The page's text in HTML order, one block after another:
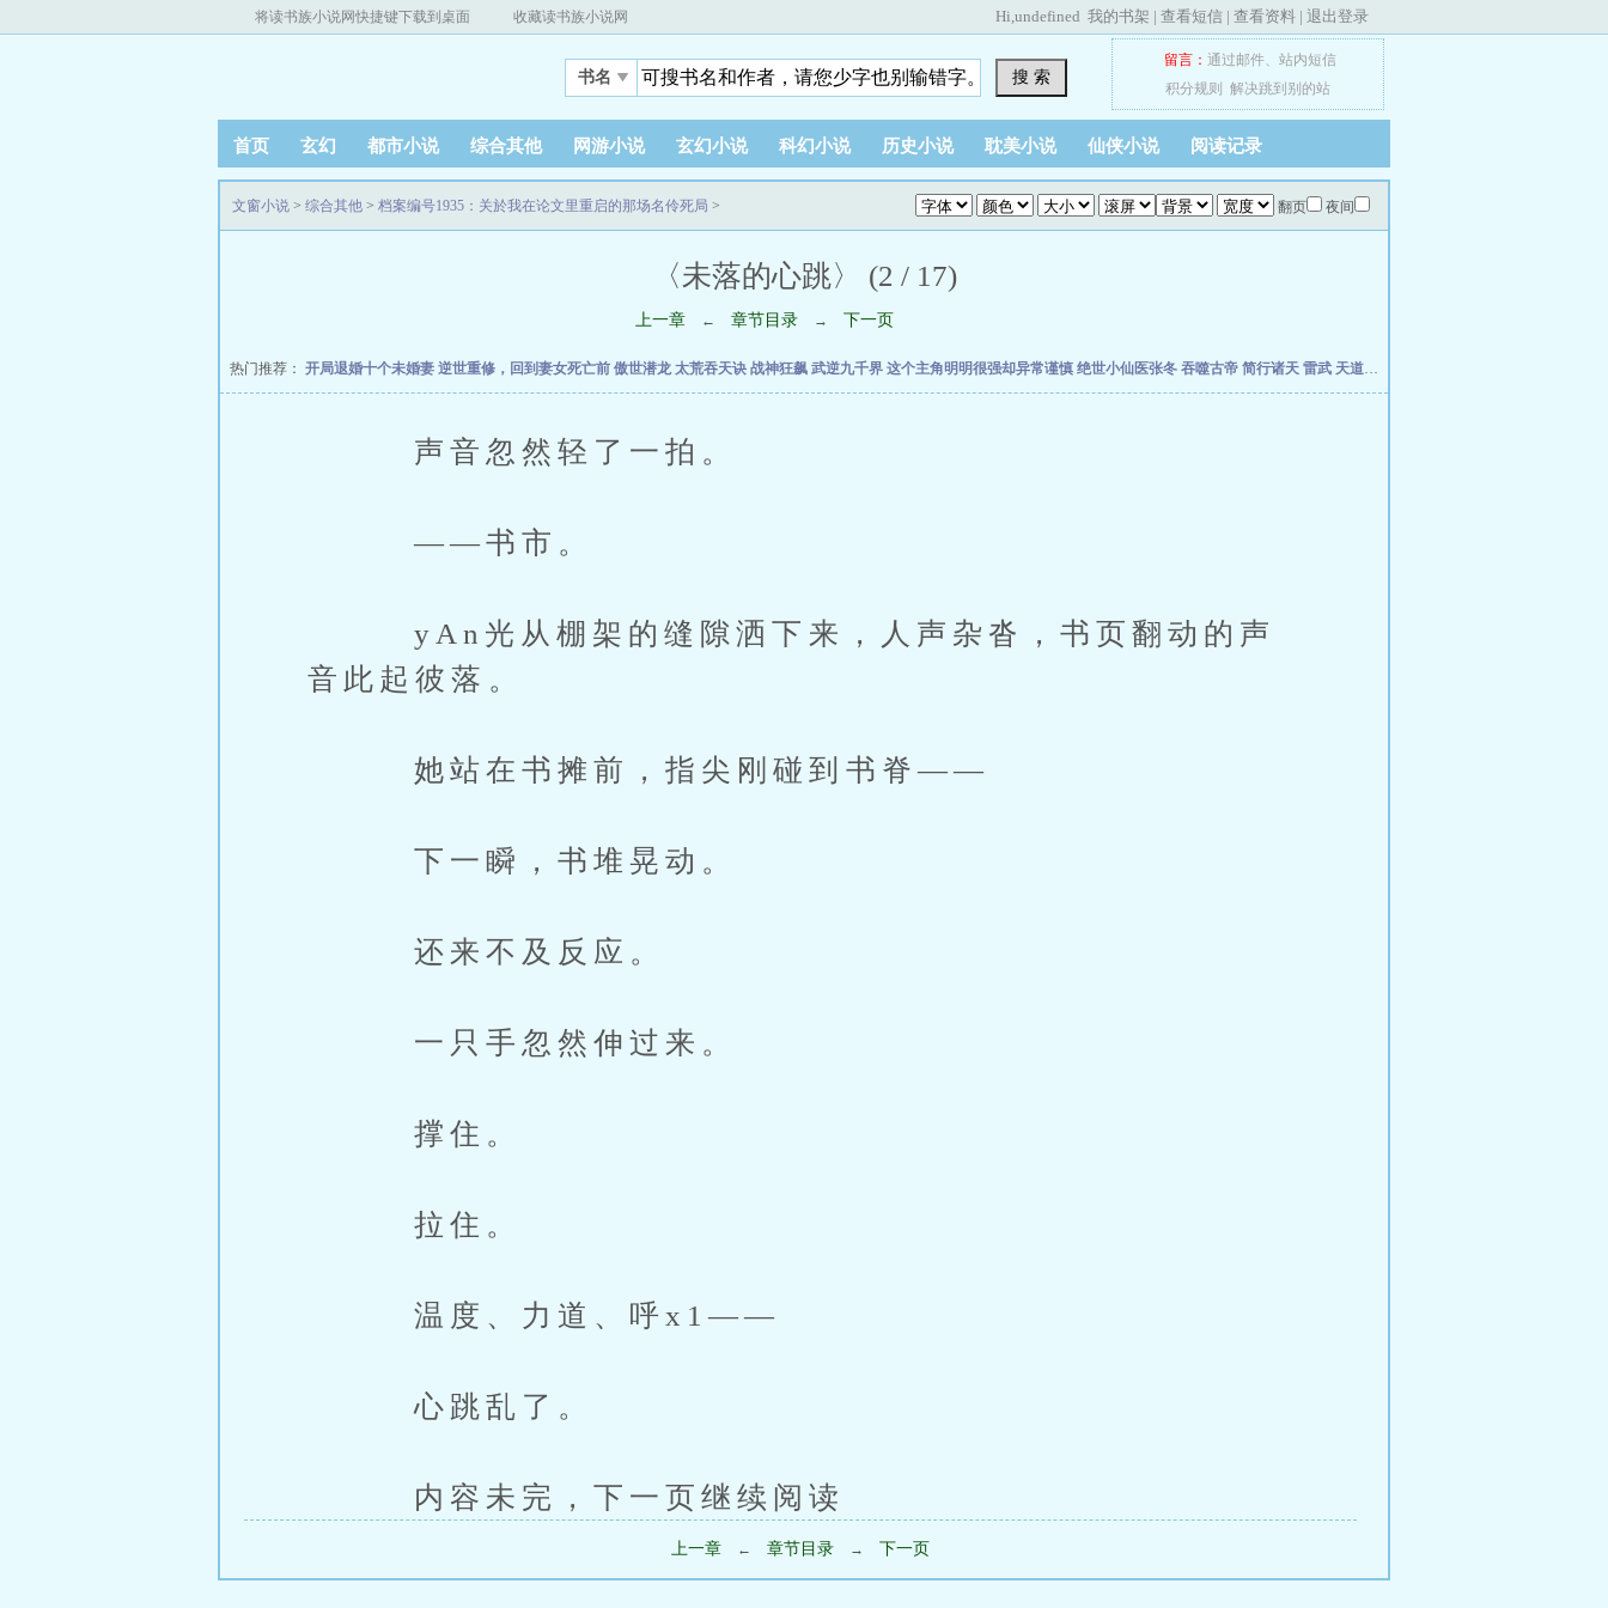
将读书族小说网快捷键下载到桌面 收藏读书族小说网 Hi,undefined 我的书架 | 查看短信 | 查看资料 | 退出登录
书名 搜 索
留言： 通过邮件、 站内短信
积分规则
解决跳到别的站
首页 玄幻 都市小说 综合其他 网游小说 玄幻小说 科幻小说 历史小说 耽美小说 仙侠小说 阅读记录
翻页 夜间
文窗小说 > 综合其他 > 档案编号1935：关於我在论文里重启的那场名伶死局 >
〈未落的心跳〉 (2 / 17)
上一章 ← 章节目录 → 下一页
热门推荐： 开局退婚十个未婚妻 逆世重修，回到妻女死亡前 傲世潜龙太荒吞天诀 战神狂飙 武逆九千界 这个主角明明很强却异常谨慎 绝世小仙医张冬 吞噬古帝 简行诸天 雷武 天道天骄
声音忽然轻了一拍。
——书市。
yAn光从棚架的缝隙洒下来，人声杂沓，书页翻动的声
音此起彼落。
她站在书摊前，指尖刚碰到书脊——
下一瞬，书堆晃动。
还来不及反应。
一只手忽然伸过来。
撑住。
拉住。
温度、力道、呼x1——
心跳乱了。
内容未完，下一页继续阅读
上一章 ← 章节目录 → 下一页